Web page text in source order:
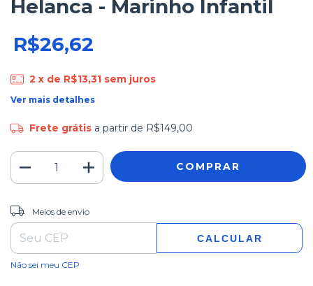
Helanca - Marinho Infantil
R$26,62
2 x de R$13,31 sem juros
Ver mais detalhes
Frete grátis a partir de R$149,00
Entregas para o CEP:
Meios de envio
CALCULAR
Não sei meu CEP